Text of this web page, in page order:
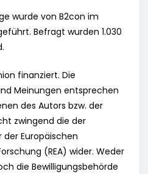
wurde von B2con im
Befragt wurden 1.030
finanziert. Die
Meinungen entsprechen
des Autors bzw. der
zwingend die der
der Europäischen
(REA) wider. Weder
die Bewilligungsbehörde